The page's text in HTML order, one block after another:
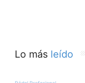
Lo más leído